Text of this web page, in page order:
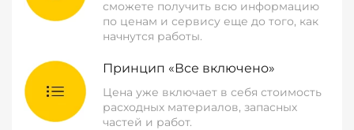
сможете получить всю информацию
по ценам и сервису еще до того, как
начнутся работы.
Принцип «Все включено»
Цена уже включает в себя стоимость
расходных материалов, запасных
частей и работ.